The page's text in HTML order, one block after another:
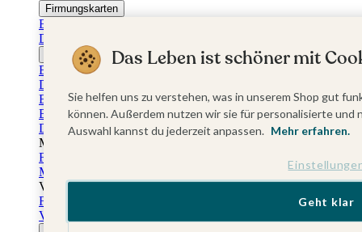
Firmungskarten
Einladungskarten Firmung
Dankeskarten Firmung
Jugendweihekarten
Einladungskarten Jugendweihe
Dankeskarten Jugendweihe
Einschulungskarten
Einladungskarten Einschulung
Danksagung Einschulung
Muttertag
Fotogeschenke Muttertag
Muttertagskarten
Vatertag
Fotogeschenke Vatertag
Vatertagskarten
Das Leben ist schöner mit
Sie helfen uns zu verstehen, was in unserem Shop gut
können. Außerdem nutzen wir sie für personalisierte
Auswahl kannst du jederzeit anpassen. Mehr erfahren.
Geht klar